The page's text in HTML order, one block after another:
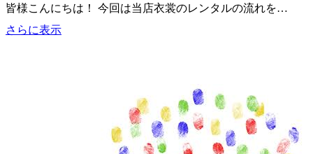
皆様こんにちは！ 今回は当店衣裳のレンタルの流れを…
さらに表示多